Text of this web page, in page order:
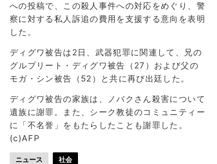
への投稿で、この殺人事件への対応をめぐり、警
察に対する私人訴追の費用を支援する意向を表明
した。
ディグワ被告は2日、武器犯罪に関連して、兄の
グルプリート・ディグワ被告（27）および父の
モガ・シン被告（52）と共に再び出廷した。
ディグワ被告の家族は、ノバクさん殺害について
遺族に謝罪。また、シーク教徒のコミュニティー
に「不名誉」をもたらしたことも謝罪した。
(c)AFP
ニュース 社会